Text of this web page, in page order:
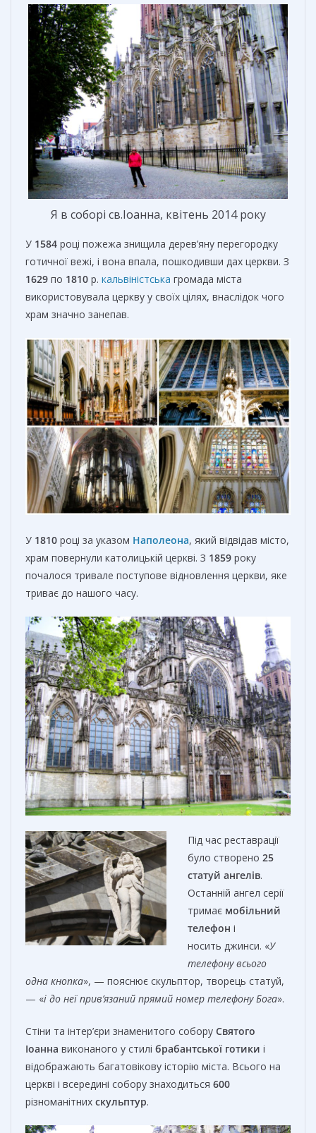
Я в соборі св.Іоанна, квітень 2014 року
У 1584 році пожежа знищила дерев’яну перегородку
готичної вежі, і вона впала, пошкодивши дах церкви. З
1629 по 1810 р. кальвіністська громада міста
використовувала церкву у своїх цілях, внаслідок чого
храм значно занепав.
У 1810 році за указом Наполеона, який відвідав місто,
храм повернули католицькій церкві. З 1859 року
почалося тривале поступове відновлення церкви, яке
триває до нашого часу.
Під час реставрації
було створено 25
статуй ангелів.
Останній ангел серії
тримає мобільний
телефон і
носить джинси. «У
телефону всього
одна кнопка», — пояснює скульптор, творець статуй,
— «і до неї прив’язаний прямий номер телефону Бога».
Стіни та інтер’єри знаменитого собору Святого
Іоанна виконаного у стилі брабантської готики і
відображають багатовікову історію міста. Всього на
церкві і всередині собору знаходиться 600
різноманітних скульптур.